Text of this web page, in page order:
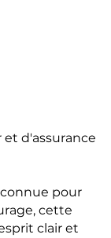
d'assurance
pour
cette
clair et